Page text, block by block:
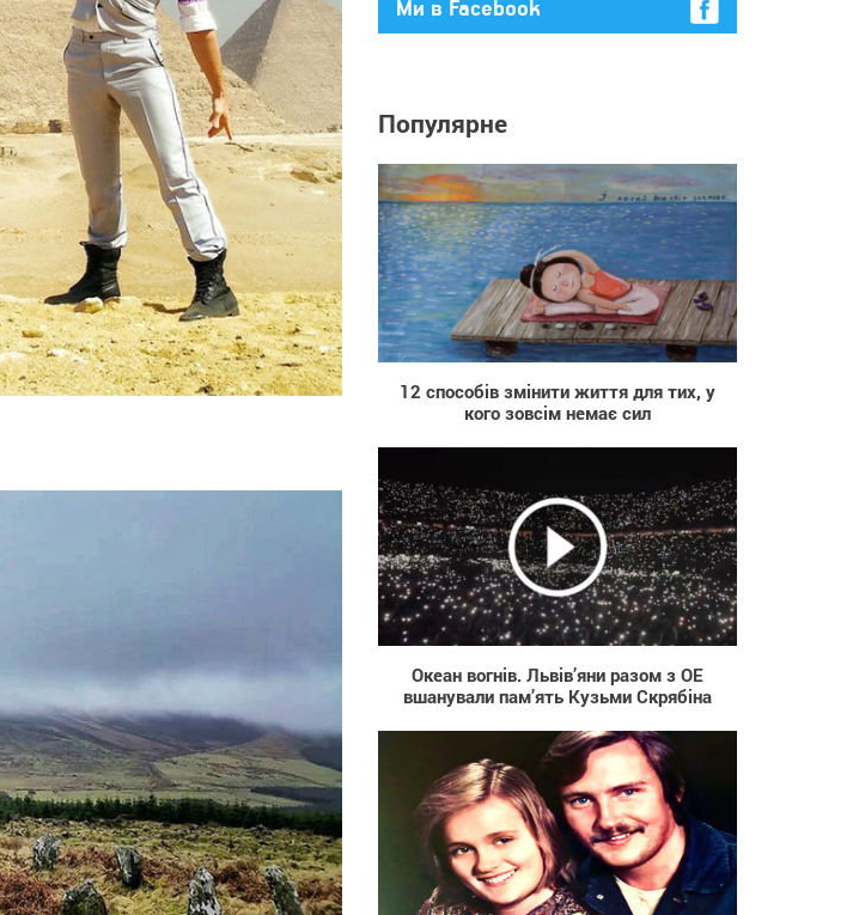
Ми в Facebook
Популярне
833
12 способів змінити життя для тих, у
кого зовсім немає сил
457
Океан вогнів. Львів’яни разом з ОЕ
вшанували пам’ять Кузьми Скрябіна
1 777